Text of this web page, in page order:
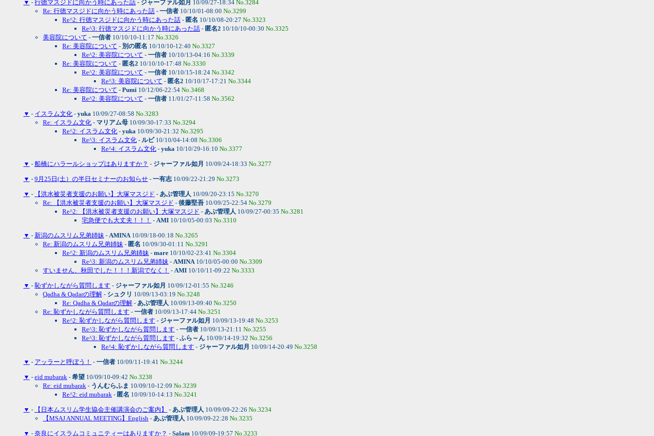
▼ - 行徳マスジドに向かう時にあった話 - ジャーファル如月 10/09/27-18:34 No.3284
Re: 行徳マスジドに向かう時にあった話 - 一信者 10/10/01-08:00 No.3299
Re^2: 行徳マスジドに向かう時にあった話 - 匿名 10/10/08-20:27 No.3323
Re^3: 行徳マスジドに向かう時にあった話 - 匿名2 10/10/10-00:30 No.3325
美容院について - 一信者 10/10/10-11:17 No.3326
Re: 美容院について - 別の匿名 10/10/10-12:40 No.3327
Re^2: 美容院について - 一信者 10/10/13-04:16 No.3339
Re: 美容院について - 匿名2 10/10/10-17:48 No.3330
Re^2: 美容院について - 一信者 10/10/15-18:24 No.3342
Re^3: 美容院について - 匿名2 10/10/17-17:21 No.3344
Re: 美容院について - Pumi 10/12/06-22:54 No.3468
Re^2: 美容院について - 一信者 11/01/27-11:58 No.3562
▼ - イスラム文化 - yuka 10/09/27-08:58 No.3283
Re: イスラム文化 - マリアム母 10/09/30-17:33 No.3294
Re^2: イスラム文化 - yuka 10/09/30-21:32 No.3295
Re^3: イスラム文化 - ルビ10/10/04-14:08 No.3306
Re^4: イスラム文化 - yuka 10/10/29-16:10 No.3377
▼ - 船橋にハラールショップはありますか？ - ジャーファル如月 10/09/24-18:33 No.3277
▼ - 9月25日(土）の半日セミナーのお知らせ - 一有志10/09/22-21:29 No.3273
▼ - 【洪水被災者支援のお願い】大塚マスジド - あぶ管理人 10/09/20-23:15 No.3270
Re: 【洪水被災者支援のお願い】大塚マスジド - 後藤堅吾 10/09/25-22:54 No.3279
Re^2: 【洪水被災者支援のお願い】大塚マスジド - あぶ管理人 10/09/27-00:35 No.3281
宅急便でも大丈夫！！！ - AMI 10/10/05-00:03 No.3310
▼ - 新潟のムスリム兄弟姉妹 - AMINA10/09/18-00:18 No.3265
Re: 新潟のムスリム兄弟姉妹 - 匿名 10/09/30-01:11 No.3291
Re^2: 新潟のムスリム兄弟姉妹 - mare 10/10/02-23:41 No.3304
Re^3: 新潟のムスリム兄弟姉妹 - AMINA10/10/05-00:00 No.3309
すいません、秋田でした！！！新潟でなく！ - AMI 10/10/11-09:22 No.3333
▼ - 恥ずかしながら質問します - ジャーファル如月 10/09/12-01:55 No.3246
Qadha & Qadarの理解 - シュクリ 10/09/13-03:19 No.3248
Re: Qadha & Qadarの理解 - あぶ管理人 10/09/13-09:40 No.3250
Re: 恥ずかしながら質問します - 一信者 10/09/13-17:44 No.3251
Re^2: 恥ずかしながら質問します - ジャーファル如月 10/09/13-19:48 No.3253
Re^3: 恥ずかしながら質問します - 一信者 10/09/13-21:11 No.3255
Re^3: 恥ずかしながら質問します - ふら～ん 10/09/14-19:32 No.3256
Re^4: 恥ずかしながら質問します - ジャーファル如月 10/09/14-20:49 No.3258
▼ - アッラーと呼ぼう！ - 一信者 10/09/11-19:41 No.3244
▼ - eid mubarak - 希望 10/09/10-09:42 No.3238
Re: eid mubarak - うんむらふま 10/09/10-12:09 No.3239
Re^2: eid mubarak - 匿名 10/09/10-14:13 No.3241
▼ - 【日本ムスリム学生協会主催講演会のご案内】 - あぶ管理人 10/09/09-22:26 No.3234
【MSAJ ANNUAL MEETING】English - あぶ管理人 10/09/09-22:28 No.3235
▼ - 奈良にイスラムコミュニティーはありますか？ - Salam 10/09/09-19:57 No.3233